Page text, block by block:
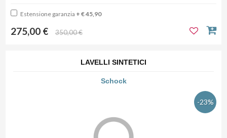
Estensione garanzia + € 45,90
275,00 € 350,00 €
LAVELLI SINTETICI
Schock
-23%